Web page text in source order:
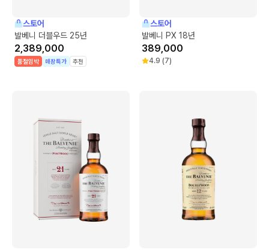
스토어
발베니 더블우드 25년
2,389,000
품절임박 매장특가 추천
스토어
발베니 PX 18년
389,000
4.9 (7)